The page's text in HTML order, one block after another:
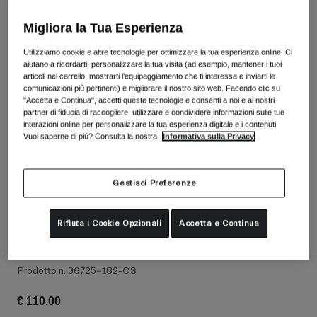
Scarpe
Scarpe da Strada
Scarpe da MTB
Scarpe da Gravel
Vedi tutto
Abbigliamento da Strada
Vedi tutto
Maschere
Sci
Snowboard
Con lenti intercambiabili
Vedi tutto
Lente di ricambio VIVID per maschera
Contour
Prodotto n. 36725-182-OS
€ 110.00
Migliora la Tua Esperienza
Utilizziamo cookie e altre tecnologie per ottimizzare la tua esperienza online. Ci
aiutano a ricordarti, personalizzare la tua visita (ad esempio, mantener i tuoi
articoli nel carrello, mostrarti l’equipaggiamento che ti interessa e inviarti le
comunicazioni più pertinenti) e migliorare il nostro sito web. Facendo clic su
"Accetta e Continua", accetti queste tecnologie e consenti a noi e ai nostri
partner di fiducia di raccogliere, utilizzare e condividere informazioni sulle tue
interazioni online per personalizzare la tua esperienza digitale e i contenuti.
Vuoi saperne di più? Consulta la nostra
Informativa sulla Privacy
Gestisci Preferenze
Rifiuta i Cookie Opzionali Accetta e Continua